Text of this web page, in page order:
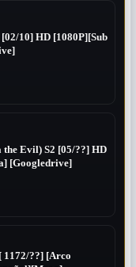
10] HD [1080P][Sub
the Evil) S2 [05/??] HD
[Googledrive]
1172/??] [Arco